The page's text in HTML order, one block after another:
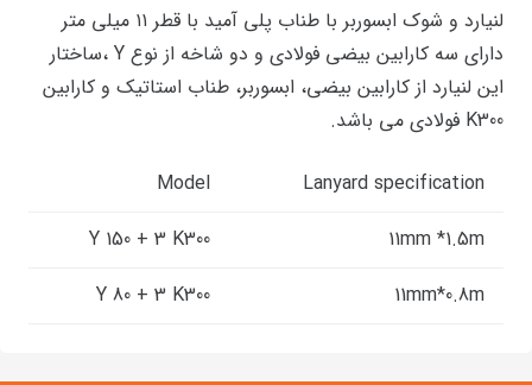
لنیارد و شوک ابسوربر با طناب پلی آمید با قطر ۱۱ میلی متر
دارای سه کارابین بیضی فولادی و دو شاخه از نوع Y ،ساختار
این لنیارد از کارابین بیضی، ابسوربر، طناب استاتیک و کارابین
K300 فولادی می باشد.
Lanyard specification
Model
11mm *1.5m
Y 150 + 3 K300
11mm*0.8m
Y 80 + 3 K300